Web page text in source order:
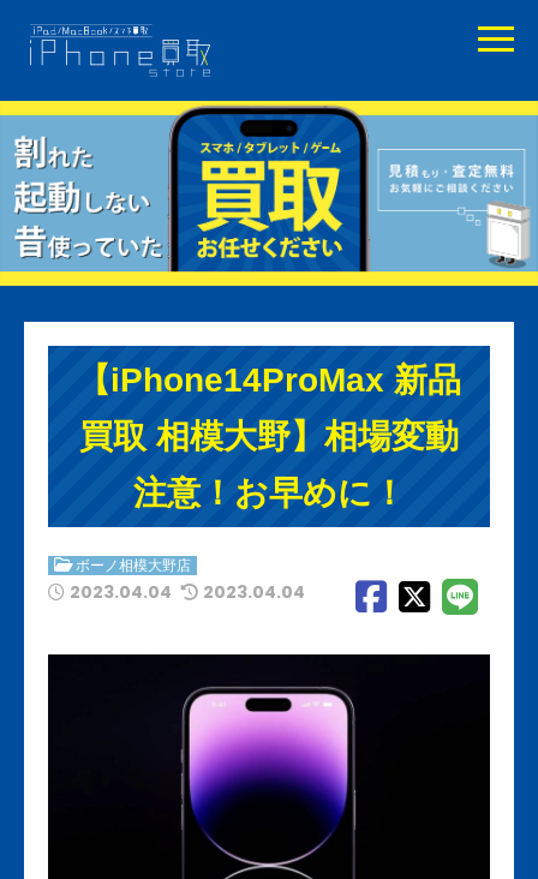
【iPhone14ProMax 新品
買取 相模大野】相場変動
注意！お早めに！
ボーノ相模大野店
2023.04.04 2023.04.04